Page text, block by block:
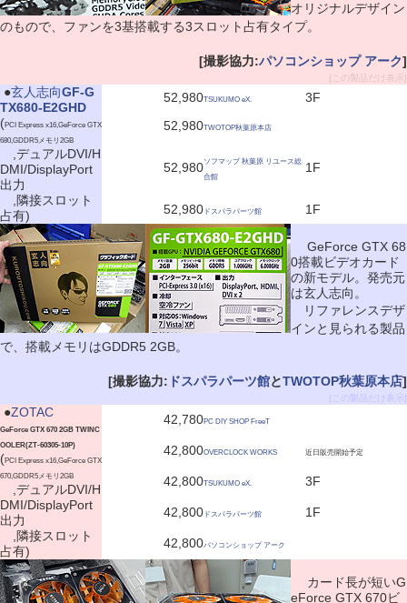
オリジナルデザイン
のもので、ファンを3基搭載する3スロット占有タイプ。
[撮影協力:パソコンショップ アーク]
[この製品だけ表示]
●玄人志向GF-G
TX680-E2GHD
(PCI Express x16,GeForce GTX
680,GDDR5メモリ2GB
,デュアルDVI/H
DMI/DisplayPort
出力
,隣接スロット
占有)
52,980TSUKUMO eX.
3F
52,980TWOTOP秋葉原本店
52,980ソフマップ 秋葉原 リユース総
合館
1F
52,980 ドスパラパーツ館 1F
GeForce GTX 68
0搭載ビデオカード
の新モデル。発売元
は玄人志向。
リファレンスデザ
インと見られる製品
で、搭載メモリはGDDR5 2GB。
[撮影協力: ドスパラパーツ館とTWOTOP秋葉原本店]
[この製品だけ表示]
●ZOTAC
GeForce GTX 670 2GB TWINC
OOLER(ZT-60305-10P)
(PCI Express x16,GeForce GTX
670,GDDR5メモリ2GB
,デュアルDVI/H
DMI/DisplayPort
出力
,隣接スロット
占有)
42,780PC DIY SHOP FreeT
42,800OVERCLOCK WORKS 近日販売開始予定
42,800TSUKUMO eX. 3F
42,800 ドスパラパーツ館 1F
42,800パソコンショップ アーク
カード長が短いG
eForce GTX 670ビ